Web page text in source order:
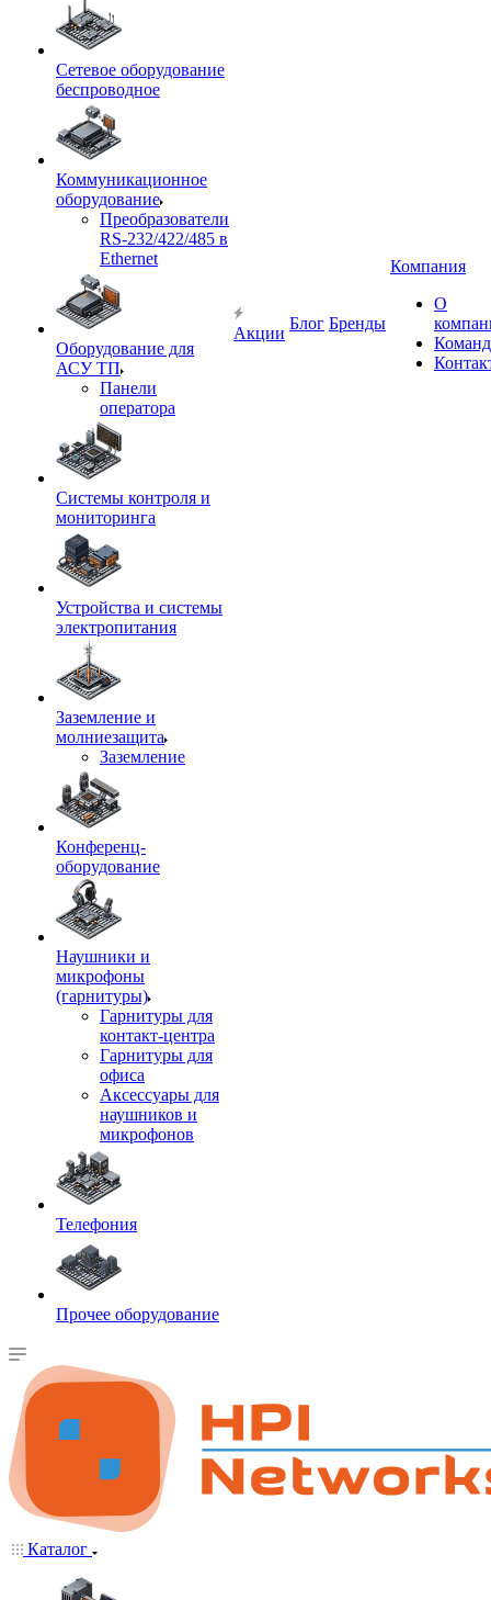
Сетевое оборудование
беспроводное
Коммуникационное
оборудование
Преобразователи
RS-232/422/485 в
Ethernet
Оборудование для
АСУ ТП
Панели
оператора
Системы контроля и
мониторинга
Устройства и системы
электропитания
Заземление и
молниезащита
Заземление
Конференц-
оборудование
Наушники и
микрофоны
(гарнитуры)
Гарнитуры для
контакт-центра
Гарнитуры для
офиса
Аксессуары для
наушников и
микрофонов
Телефония
Прочее оборудование
Акции
Блог Бренды
Компания
О
Каталог